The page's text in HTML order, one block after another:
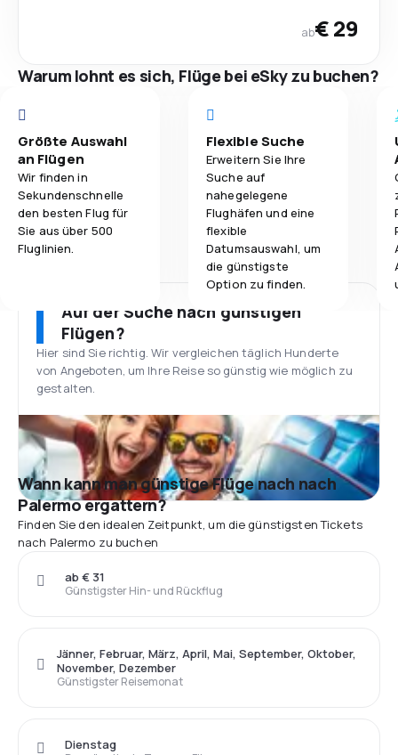
ab€ 29
Warum lohnt es sich, Flüge bei eSky zu buchen?
Größte Auswahl
an Flügen
Wir finden in
Sekundenschnelle
den besten Flug für
Sie aus über 500
Fluglinien.
Flexible Suche
Erweitern Sie Ihre
Suche auf
nahegelegene
Flughäfen und eine
flexible
Datumsauswahl, um
die günstigste
Option zu finden.
Auf der Suche nach günstigen
Flügen?
Hier sind Sie richtig. Wir vergleichen täglich Hunderte
von Angeboten, um Ihre Reise so günstig wie möglich zu
gestalten.
Wann kann man günstige Flüge nach nach
Palermo ergattern?
Finden Sie den idealen Zeitpunkt, um die günstigsten Tickets
nach Palermo zu buchen
Günstigster Hin- und Rückflug
ab € 31
Günstigster Reisemonat
Jänner, Februar, März, April, Mai, September, Oktober,
November, Dezember
Dienstag